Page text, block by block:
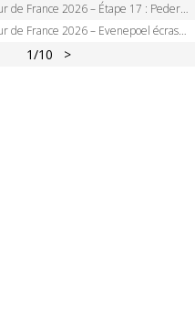
France 2026 – Étape 17 : Pedersen peut-il verrouiller le maillot vert à Voiron ?
France 2026 – Evenepoel écrase le chrono d’Évian, Seixas 4e, Lipowitz abandonne
1/10 >